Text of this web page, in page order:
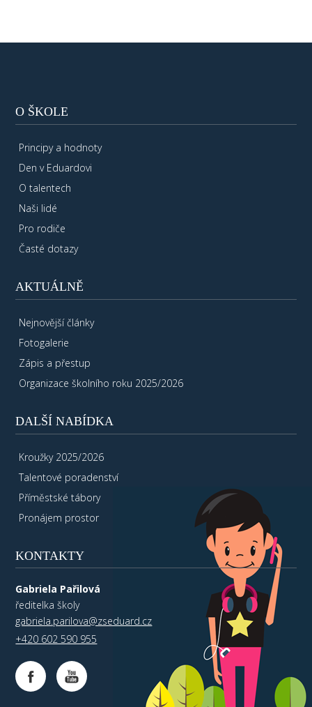
O ŠKOLE
Principy a hodnoty
Den v Eduardovi
O talentech
Naši lidé
Pro rodiče
Časté dotazy
AKTUÁLNĚ
Nejnovější články
Fotogalerie
Zápis a přestup
Organizace školního roku 2025/2026
DALŠÍ NABÍDKA
Kroužky 2025/2026
Talentové poradenství
Příměstské tábory
Pronájem prostor
KONTAKTY
Gabriela Pařilová
ředitelka školy
gabriela.parilova@zseduard.cz
+420 602 590 955